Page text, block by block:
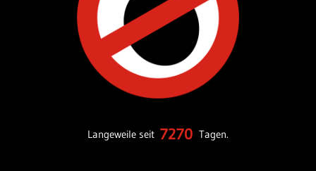
Langeweile seit 7270 Tagen.